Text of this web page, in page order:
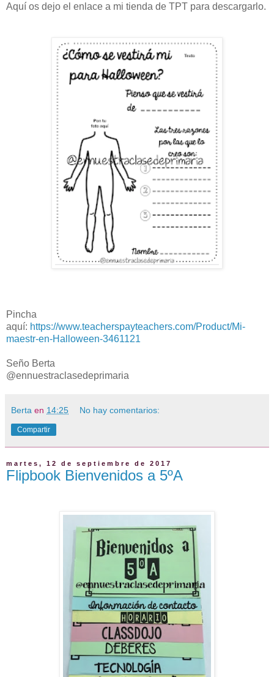
Aquí os dejo el enlace a mi tienda de TPT para descargarlo.
Pincha
aquí: https://www.teacherspayteachers.com/Product/Mi-
maestr-en-Halloween-3461121
Seño Berta
@ennuestraclasedeprimaria
Berta en 14:25 No hay comentarios:
Compartir
martes, 12 de septiembre de 2017
Flipbook Bienvenidos a 5ºA